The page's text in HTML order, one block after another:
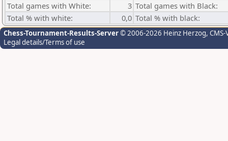
Total games with White:
3 Total games with Black:
Total % with white:
0,0 Total % with black:
Chess-Tournament-Results-Server© 2006-2026 Heinz Herzog,
Legal details/Terms of use